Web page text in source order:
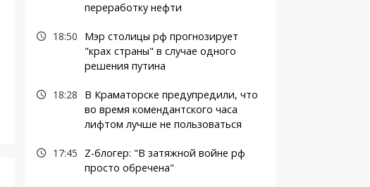
переработку нефти
18:50
Мэр столицы рф прогнозирует
"крах страны" в случае одного
решения путина
18:28
В Краматорске предупредили, что
во время комендантского часа
лифтом лучше не пользоваться
17:45
Z-блогер: "В затяжной войне рф
просто обречена"